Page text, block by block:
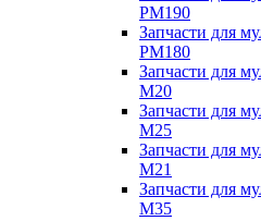
PM190
Запчасти для
PM180
Запчасти для
M20
Запчасти для
M25
Запчасти для
M21
Запчасти для
M35